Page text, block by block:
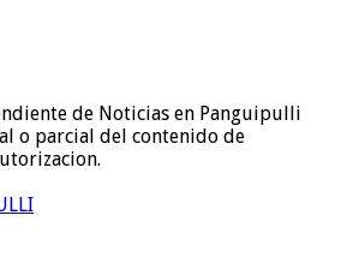
de Noticias en Panguipulli
o parcial del contenido de